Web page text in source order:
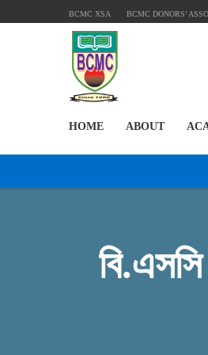
BCMC XSA BCMC DONORS’
HOME ABOUT